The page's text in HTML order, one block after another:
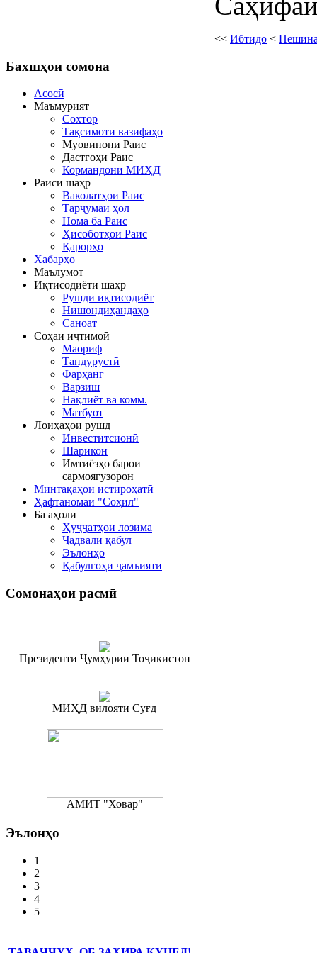
<< Ибтидо <
Бахшҳои сомона
Асосӣ
Маъмурият
Сохтор
Тақсимоти вазифаҳо
Муовинони Раис
Дастгоҳи Раис
Кормандони МИҲД
Раиси шаҳр
Ваколатҳои Раис
Тарҷумаи ҳол
Нома ба Раис
Ҳисоботҳои Раис
Қарорҳо
Хабарҳо
Маълумот
Иқтисодиёти шаҳр
Рушди иқтисодиёт
Нишондиҳандаҳо
Саноат
Соҳаи иҷтимоӣ
Маориф
Тандурустӣ
Фарҳанг
Варзиш
Нақлиёт ва комм.
Матбуот
Лоиҳаҳои рушд
Инвеститсионӣ
Шарикон
Имтиёзҳо барои
сармоягузорон
Минтақаҳои истироҳатӣ
Ҳафтаномаи "Соҳил"
Ба аҳолӣ
Ҳуҷҷатҳои лозима
Ҷадвали қабул
Эълонҳо
Қабулгоҳи ҷамъиятӣ
Сомонаҳои расмӣ
Президенти Ҷумҳурии Тоҷикистон
МИҲД вилояти Суғд
АМИТ "Ховар"
Эълонҳо
1
2
3
4
5